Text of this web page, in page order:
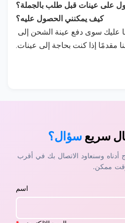
على عينات قبل طلب بالجملة؟
كيف يمكنني الحصول عليه؟
مقدمًا إذا كنت بحاجة إلى عينات.
سريعسؤال؟
أدناه وسنعاود الاتصال بك في أقرب
ممكن.
اسم